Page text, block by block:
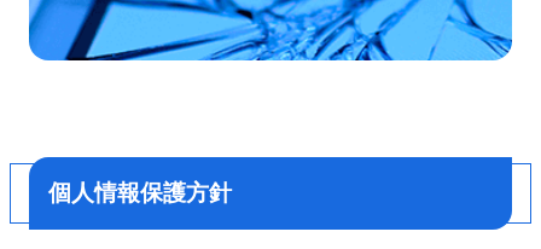
個人情報保護方針